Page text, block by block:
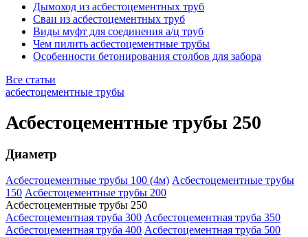
Дымоход из асбестоцементных труб
Сваи из асбестоцементных труб
Виды муфт для соединения а/ц труб
Чем пилить асбестоцементные трубы
Особенности бетонирования столбов для забора
Все статьи
асбестоцементные трубы
Асбестоцементные трубы 250
Диаметр
Асбестоцементные трубы 100 (4м) Асбестоцементные трубы
150 Асбестоцементные трубы 200
Асбестоцементные трубы 250
Асбестоцементная труба 300 Асбестоцементная труба 350
Асбестоцементная труба 400 Асбестоцементная труба 500